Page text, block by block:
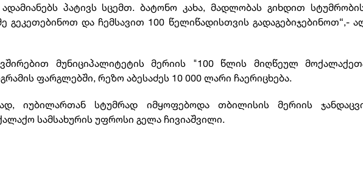
პატივს სცემთ. ბატონო კახა, მადლობას გიხდით
გეკეთებინოთ და ჩემსავით 100 წელიწადისთვის გადაგებიჯებინოთ“,-
მუნიციპალიტეტის მერიის "100 წლის მიღწეულ
ფარგლებში, რეზო აბესაძეს 10 000 ლარი ჩაერიცხება.
იუბილართან სტუმრად იმყოფებოდა თბილისის მერიის
სამსახურის უფროსი გელა ჩივიაშვილი.